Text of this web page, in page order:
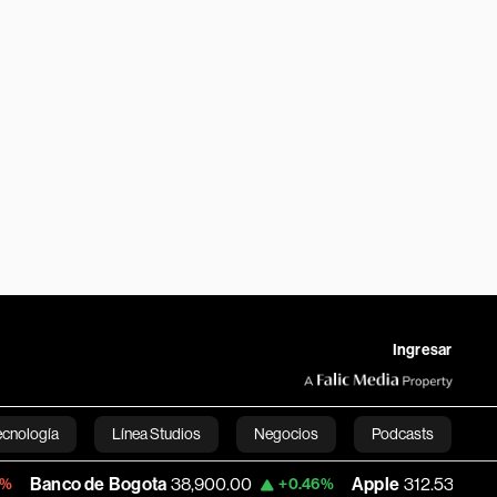
Ingresar
Línea Studios Negocios Podcasts
English
Bogota 38,900.00 +0.46% Apple 312.53 +0.51%